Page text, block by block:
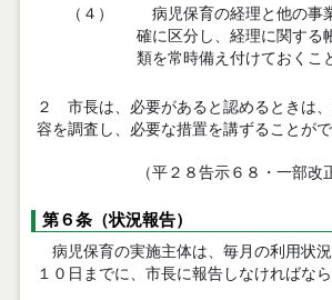
（４）
病児保育の経理と他の事
確に区分し、経理に関する
類を常時備え付けておくこ
２ 市長は、必要があると認めるときは
容を調査し、必要な措置を講ずることがで
（平２８告示６８・一部改
第６条（状況報告）
病児保育の実施主体は、毎月の利用状
１０日までに、市長に報告しなければなら